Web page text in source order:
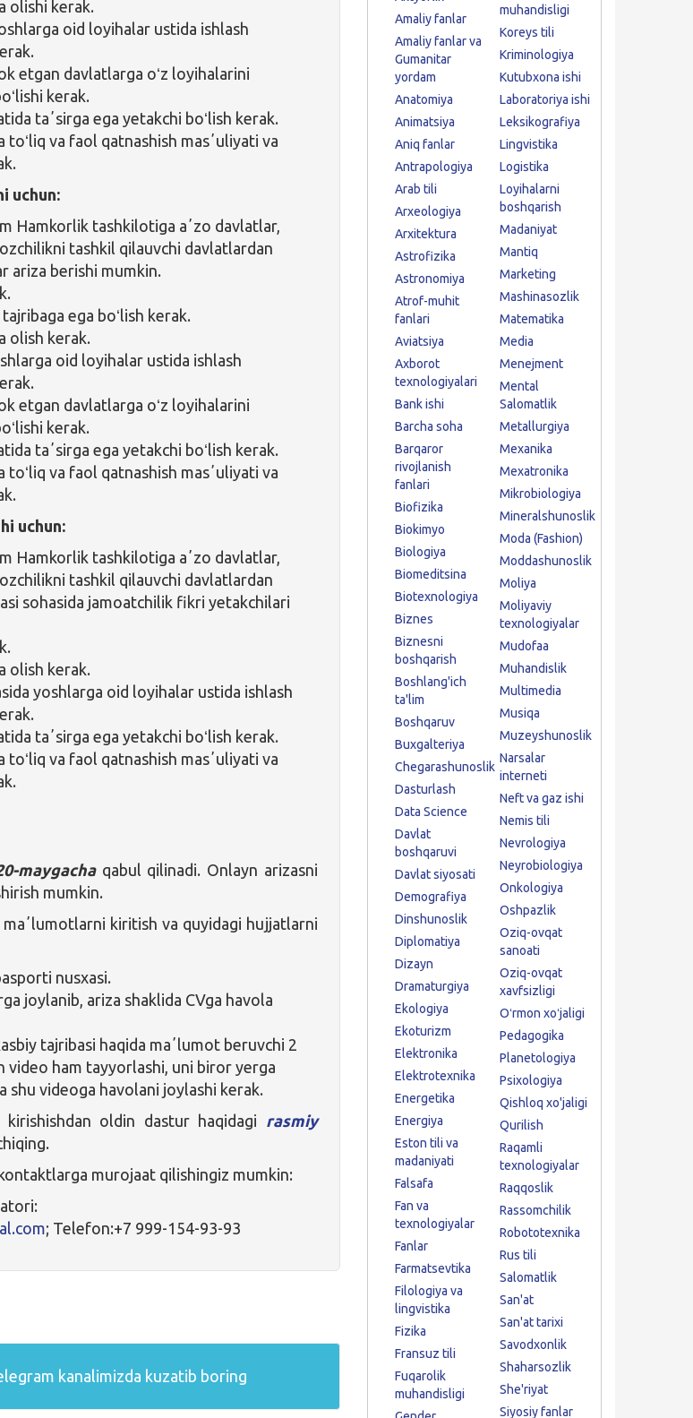
olishi kerak.
oid loyihalar ustida ishlash
etgan davlatlarga oʻz loyihalarini
kerak.
taʼsirga ega yetakchi boʻlish kerak.
toʻliq va faol qatnashish masʼuliyati va
uchun:
Hamkorlik tashkilotiga aʼzo davlatlar,
tashkil qilauvchi davlatlardan
ariza berishi mumkin.
ega boʻlish kerak.
olish kerak.
oid loyihalar ustida ishlash
etgan davlatlarga oʻz loyihalarini
kerak.
taʼsirga ega yetakchi boʻlish kerak.
toʻliq va faol qatnashish masʼuliyati va
uchun:
Hamkorlik tashkilotiga aʼzo davlatlar,
tashkil qilauvchi davlatlardan
sohasida jamoatchilik fikri yetakchilari
olish kerak.
yoshlarga oid loyihalar ustida ishlash
taʼsirga ega yetakchi boʻlish kerak.
toʻliq va faol qatnashish masʼuliyati va
maygacha qabul qilinadi. Onlayn arizasni
mumkin.
kiritish va quyidagi hujjatlarni
nusxasi.
joylanib, ariza shaklida CVga havola
tajribasi haqida maʼlumot beruvchi 2
video ham tayyorlashi, uni biror yerga
shu videoga havolani joylashi kerak.
kirishishdan oldin dastur haqidagi
rasmiy
murojaat qilishingiz mumkin:
; Telefon:+7 999-154-93-93
kanalimizda kuzatib boring
Amaliy fanlar
Amaliy fanlar va
Gumanitar
yordam
Anatomiya
Animatsiya
Aniq fanlar
Antrapologiya
Arab tili
Arxeologiya
Arxitektura
Astrofizika
Astronomiya
Atrof-muhit
fanlari
Aviatsiya
Axborot
texnologiyalari
Bank ishi
Barcha soha
Barqaror
rivojlanish
fanlari
Biofizika
Biokimyo
Biologiya
Biomeditsina
Biotexnologiya
Biznes
Biznesni
boshqarish
Boshlang'ich
ta'lim
Boshqaruv
Buxgalteriya
Chegarashunoslik
Dasturlash
Data Science
Davlat
boshqaruvi
Davlat siyosati
Demografiya
Dinshunoslik
Diplomatiya
Dizayn
Dramaturgiya
Ekologiya
Ekoturizm
Elektronika
Elektrotexnika
Energetika
Energiya
Eston tili va
madaniyati
Falsafa
Fan va
texnologiyalar
Fanlar
Farmatsevtika
Filologiya va
lingvistika
Fizika
Fransuz tili
Fuqarolik
muhandisligi
muhandisligi
Koreys tili
Kriminologiya
Kutubxona ishi
Laboratoriya ishi
Leksikografiya
Lingvistika
Logistika
Loyihalarni
boshqarish
Madaniyat
Mantiq
Marketing
Mashinasozlik
Matematika
Media
Menejment
Mental
Salomatlik
Metallurgiya
Mexanika
Mexatronika
Mikrobiologiya
Mineralshunoslik
Moda (Fashion)
Moddashunoslik
Moliya
Moliyaviy
texnologiyalar
Mudofaa
Muhandislik
Multimedia
Musiqa
Muzeyshunoslik
Narsalar
interneti
Neft va gaz ishi
Nemis tili
Nevrologiya
Neyrobiologiya
Onkologiya
Oshpazlik
Oziq-ovqat
sanoati
Oziq-ovqat
xavfsizligi
Oʻrmon xoʻjaligi
Pedagogika
Planetologiya
Psixologiya
Qishloq xo'jaligi
Qurilish
Raqamli
texnologiyalar
Raqqoslik
Rassomchilik
Robototexnika
Rus tili
Salomatlik
San'at
San'at tarixi
Savodxonlik
Shaharsozlik
She'riyat
Siyosiy fanlar